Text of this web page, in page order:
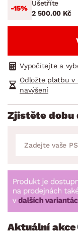
-15%
Ušetříte
2 500.00 Kč
Vypočítejte a
Odložte platbu
navýšení
Zjistěte dobu
Aktuální akce